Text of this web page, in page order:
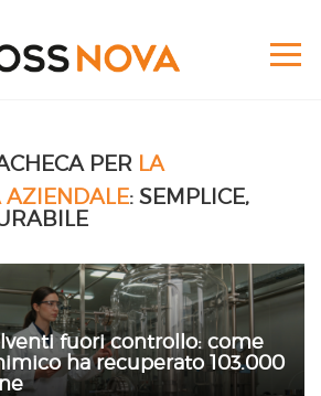
PER LA
AZIENDALE: SEMPLICE,
fuori controllo: come
ha recuperato 103.000